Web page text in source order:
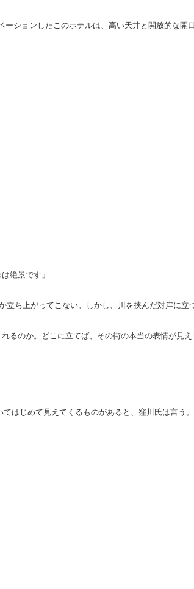
ションしたこのホテルは、高い天井と開放的な
絶景です」
ち上がってこない。しかし、川を挟んだ対岸
のか。どこに立てば、その街の本当の表情が
はじめて見えてくるものがあると、窪川氏は言う。